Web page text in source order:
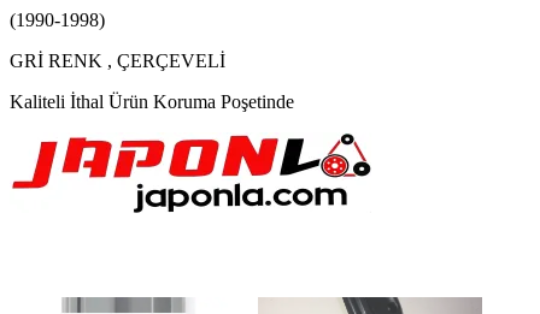
(1990-1998)
GRİ RENK , ÇERÇEVELİ
Kaliteli İthal Ürün Koruma Poşetinde